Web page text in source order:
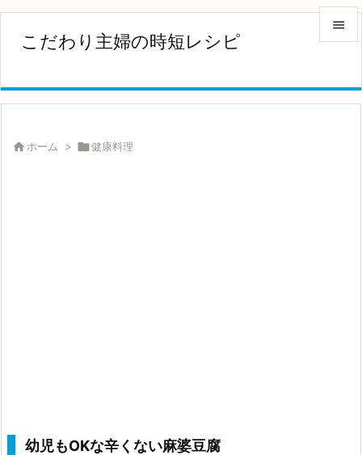
こだわり主婦の時短レシピ


 ホーム > 健康料理
幼児もOKな辛くない麻婆豆腐